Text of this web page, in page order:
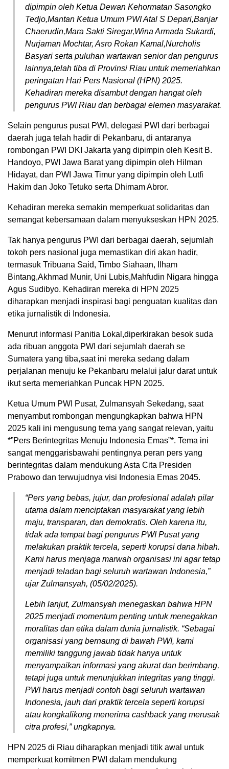
dipimpin oleh Ketua Dewan Kehormatan Sasongko
Tedjo,Mantan Ketua Umum PWI Atal S Depari,Banjar
Chaerudin,Mara Sakti Siregar,Wina Armada Sukardi,
Nurjaman Mochtar, Asro Rokan Kamal,Nurcholis
Basyari serta puluhan wartawan senior dan pengurus
lainnya,telah tiba di Provinsi Riau untuk memeriahkan
peringatan Hari Pers Nasional (HPN) 2025.
Kehadiran mereka disambut dengan hangat oleh
pengurus PWI Riau dan berbagai elemen masyarakat.
Selain pengurus pusat PWI, delegasi PWI dari berbagai
daerah juga telah hadir di Pekanbaru, di antaranya
rombongan PWI DKI Jakarta yang dipimpin oleh Kesit B.
Handoyo, PWI Jawa Barat yang dipimpin oleh Hilman
Hidayat, dan PWI Jawa Timur yang dipimpin oleh Lutfi
Hakim dan Joko Tetuko serta Dhimam Abror.
Kehadiran mereka semakin memperkuat solidaritas dan
semangat kebersamaan dalam menyukseskan HPN 2025.
Tak hanya pengurus PWI dari berbagai daerah, sejumlah
tokoh pers nasional juga memastikan diri akan hadir,
termasuk Tribuana Said, Timbo Siahaan, Ilham
Bintang,Akhmad Munir, Uni Lubis,Mahfudin Nigara hingga
Agus Sudibyo. Kehadiran mereka di HPN 2025
diharapkan menjadi inspirasi bagi penguatan kualitas dan
etika jurnalistik di Indonesia.
Menurut informasi Panitia Lokal,diperkirakan besok suda
ada ribuan anggota PWI dari sejumlah daerah se
Sumatera yang tiba,saat ini mereka sedang dalam
perjalanan menuju ke Pekanbaru melalui jalur darat untuk
ikut serta memeriahkan Puncak HPN 2025.
Ketua Umum PWI Pusat, Zulmansyah Sekedang, saat
menyambut rombongan mengungkapkan bahwa HPN
2025 kali ini mengusung tema yang sangat relevan, yaitu
*”Pers Berintegritas Menuju Indonesia Emas”*. Tema ini
sangat menggarisbawahi pentingnya peran pers yang
berintegritas dalam mendukung Asta Cita Presiden
Prabowo dan terwujudnya visi Indonesia Emas 2045.
“Pers yang bebas, jujur, dan profesional adalah pilar
utama dalam menciptakan masyarakat yang lebih
maju, transparan, dan demokratis. Oleh karena itu,
tidak ada tempat bagi pengurus PWI Pusat yang
melakukan praktik tercela, seperti korupsi dana hibah.
Kami harus menjaga marwah organisasi ini agar tetap
menjadi teladan bagi seluruh wartawan Indonesia,”
ujar Zulmansyah, (05/02/2025).
Lebih lanjut, Zulmansyah menegaskan bahwa HPN
2025 menjadi momentum penting untuk menegakkan
moralitas dan etika dalam dunia jurnalistik. “Sebagai
organisasi yang bernaung di bawah PWI, kami
memiliki tanggung jawab tidak hanya untuk
menyampaikan informasi yang akurat dan berimbang,
tetapi juga untuk menunjukkan integritas yang tinggi.
PWI harus menjadi contoh bagi seluruh wartawan
Indonesia, jauh dari praktik tercela seperti korupsi
atau kongkalikong menerima cashback yang merusak
citra profesi,” ungkapnya.
HPN 2025 di Riau diharapkan menjadi titik awal untuk
memperkuat komitmen PWI dalam mendukung